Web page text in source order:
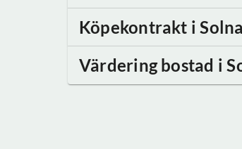
Köpekontrakt i Solna
Värdering bostad i